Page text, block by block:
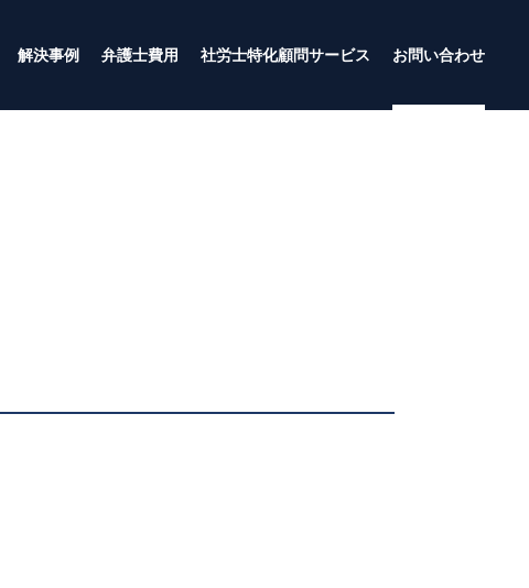
解決事例 弁護士費用 社労士特化顧問サービス お問い合わせ